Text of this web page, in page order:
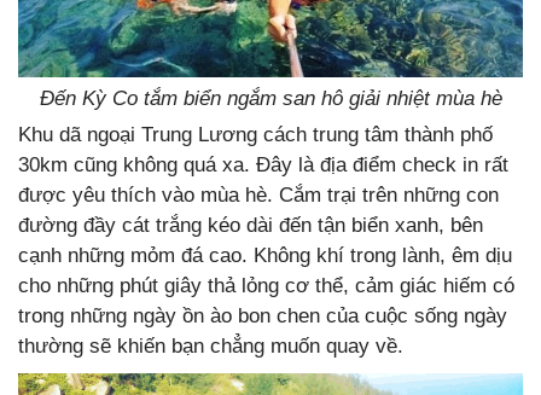
Đến Kỳ Co tắm biển ngắm san hô giải nhiệt mùa hè
Khu dã ngoại Trung Lương cách trung tâm thành phố
30km cũng không quá xa. Đây là địa điểm check in rất
được yêu thích vào mùa hè. Cắm trại trên những con
đường đầy cát trắng kéo dài đến tận biển xanh, bên
cạnh những mỏm đá cao. Không khí trong lành, êm dịu
cho những phút giây thả lỏng cơ thể, cảm giác hiếm có
trong những ngày ồn ào bon chen của cuộc sống ngày
thường sẽ khiến bạn chẳng muốn quay về.